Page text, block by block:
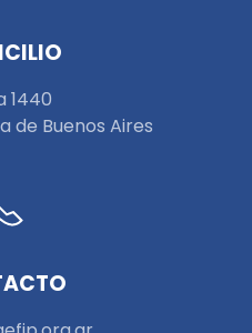
1440
de Buenos Aires